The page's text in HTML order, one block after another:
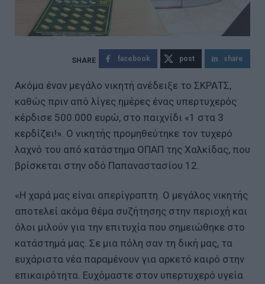
facebook post share
Ακόμα έναν μεγάλο νικητή ανέδειξε το ΣΚΡΑΤΣ,
καθώς πριν από λίγες ημέρες ένας υπερτυχερός
κέρδισε 500.000 ευρώ, στο παιχνίδι «1 στα 3
κερδίζει!». Ο νικητής προμηθεύτηκε τον τυχερό
λαχνό του από κατάστημα ΟΠΑΠ της Χαλκίδας, που
βρίσκεται στην οδό Παπαναστασίου 12.
«Η χαρά μας είναι απερίγραπτη. Ο μεγάλος νικητής
αποτελεί ακόμα θέμα συζήτησης στην περιοχή και
όλοι μιλούν για την επιτυχία που σημειώθηκε στο
κατάστημά μας. Σε μια πόλη σαν τη δική μας, τα
ευχάριστα νέα παραμένουν για αρκετό καιρό στην
επικαιρότητα. Ευχόμαστε στον υπερτυχερό υγεία